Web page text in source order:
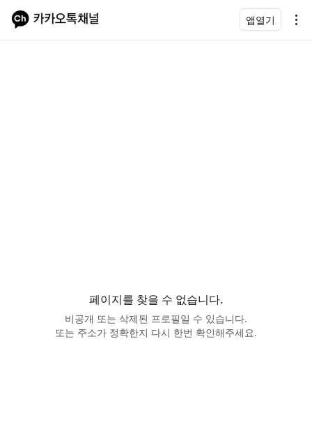
앱열기
페이지를 찾을 수 없습니다.
비공개 또는 삭제된 프로필일 수 있습니다.
또는 주소가 정확한지 다시 한번 확인해주세요.